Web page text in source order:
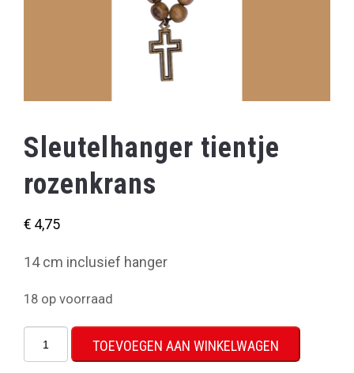
Sleutelhanger tientje
rozenkrans
€ 4,75
14 cm inclusief hanger
18 op voorraad
Sleutelhanger
tientje
TOEVOEGEN AAN WINKELWAGEN